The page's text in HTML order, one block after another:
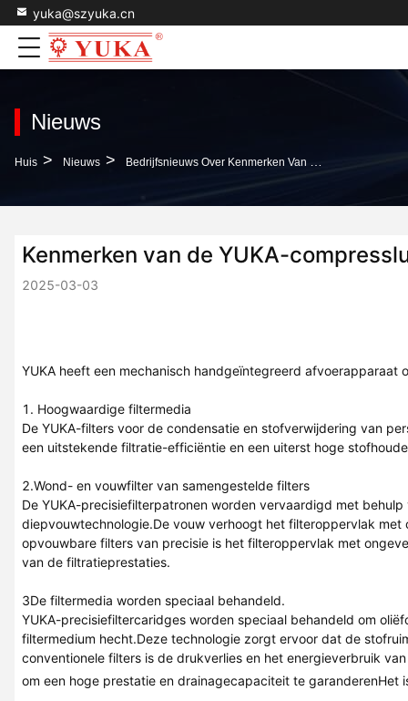
yuka@szyuka.cn
Nieuws
Huis > Nieuws > Bedrijfsnieuws Over Kenmerken Van De YUKA-Compressluchtinstallatie
Kenmerken van de YUKA-
2025-03-03
YUKA heeft een mechanisch handgeïntegreerd
1. Hoogwaardige filtermedia
De YUKA-filters voor de condensatie en stofverwijdering van
een uitstekende filtratie-efficiëntie en een uiterst hoge
2.Wond- en vouwfilter van samengestelde filters
De YUKA-precisiefilterpatronen worden vervaardigd met
diepvouwtechnologie.De vouw verhoogt het filteroppervlak
opvouwbare filters van precisie is het filteroppervlak met
van de filtratieprestaties.
3De filtermedia worden speciaal behandeld.
YUKA-precisiefiltercaridges worden speciaal behandeld om
filtermedium hecht.Deze technologie zorgt ervoor dat de
conventionele filters is de drukverlies en het energieverbruik
om een hoge prestatie en drainagecapaciteit te